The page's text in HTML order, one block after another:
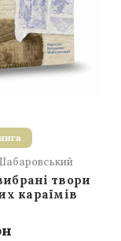
твори
караїмів